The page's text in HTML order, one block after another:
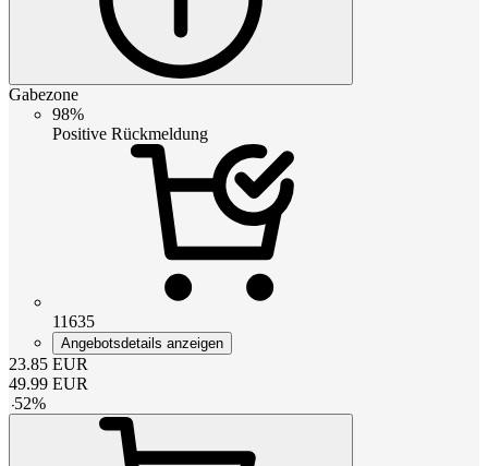
Gabezone
98%
Positive Rückmeldung
11635
Angebotsdetails anzeigen
23.85 EUR
49.99 EUR
-52%